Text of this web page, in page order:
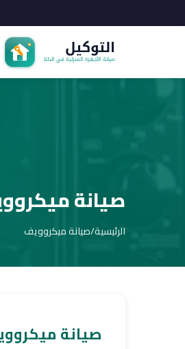
صيانة
الرئيسية/صيانة ميكروويف
صيانة